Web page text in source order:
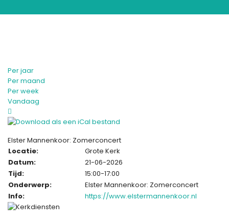
Per jaar
Per maand
Per week
Vandaag
Elster Mannenkoor: Zomerconcert
Locatie:
Grote Kerk
Datum:
21-06-2026
Tijd:
15:00-17:00
Onderwerp:
Elster Mannenkoor: Zomerconcert
Info:
https://www.elstermannenkoor.nl